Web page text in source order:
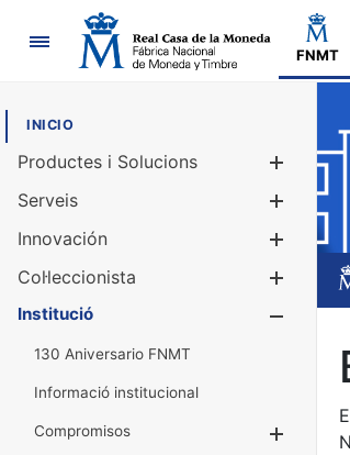
Navegació
FNMT
INICIO
Productes i Solucions
Serveis
Innovación
Col·leccionista
Institució
130 Aniversario FNMT
Informació institucional
Compromisos